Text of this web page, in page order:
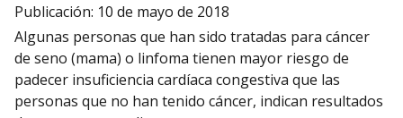
Publicación: 10 de mayo de 2018
Algunas personas que han sido tratadas para cáncer
de seno (mama) o linfoma tienen mayor riesgo de
padecer insuficiencia cardíaca congestiva que las
personas que no han tenido cáncer, indican resultados